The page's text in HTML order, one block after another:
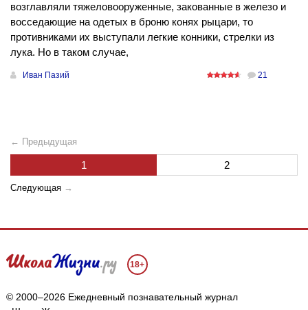
возглавляли тяжеловооруженные, закованные в железо и
восседающие на одетых в броню конях рыцари, то
противниками их выступали легкие конники, стрелки из
лука. Но в таком случае,
Иван Пазий 21
← Предыдущая
1 2
Следующая →
18+
© 2000–2026 Ежедневный познавательный журнал